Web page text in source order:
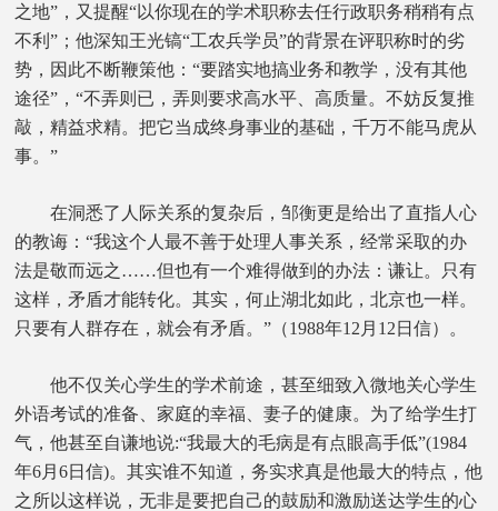
之地”，又提醒“以你现在的学术职称去任行政职务稍稍有点
不利”；他深知王光镐“工农兵学员”的背景在评职称时的劣
势，因此不断鞭策他：“要踏实地搞业务和教学，没有其他
途径”，“不弄则已，弄则要求高水平、高质量。不妨反复推
敲，精益求精。把它当成终身事业的基础，千万不能马虎从
事。”
在洞悉了人际关系的复杂后，邹衡更是给出了直指人心
的教诲：“我这个人最不善于处理人事关系，经常采取的办
法是敬而远之……但也有一个难得做到的办法：谦让。只有
这样，矛盾才能转化。其实，何止湖北如此，北京也一样。
只要有人群存在，就会有矛盾。”（1988年12月12日信）。
他不仅关心学生的学术前途，甚至细致入微地关心学生
外语考试的准备、家庭的幸福、妻子的健康。为了给学生打
气，他甚至自谦地说:“我最大的毛病是有点眼高手低”(1984
年6月6日信)。其实谁不知道，务实求真是他最大的特点，他
之所以这样说，无非是要把自己的鼓励和激励送达学生的心